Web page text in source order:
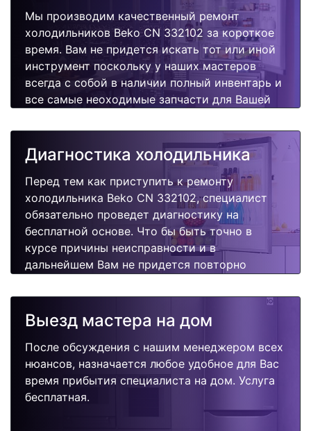
Мы производим качественный ремонт
холодильников Beko CN 332102 за короткое
время. Вам не придется искать тот или иной
инструмент поскольку у наших мастеров
всегда с собой в наличии полный инвентарь и
все самые неоходимые запчасти для Вашей
качественно и недорого.
Диагностика холодильника
Перед тем как приступить к ремонту
холодильника Beko CN 332102, специалист
обязательно проведет диагностику на
бесплатной основе. Что бы быть точно в
курсе причины неисправности и в
дальнейшем Вам не придется повторно
поломок.
Выезд мастера на дом
После обсуждения с нашим менеджером всех
нюансов, назначается любое удобное для Вас
время прибытия специалиста на дом. Услуга
бесплатная.